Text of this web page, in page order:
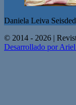
Daniela Leiva
© 2014 - 2026 |
Desarrollado por